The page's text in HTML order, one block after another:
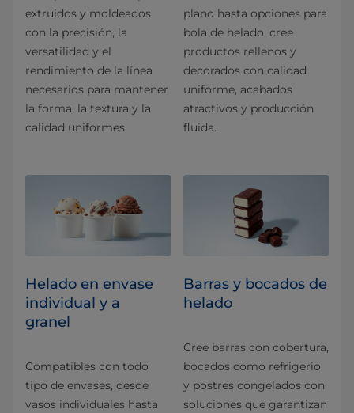
extruidos y moldeados
con la precisión, la
versatilidad y el
rendimiento de la línea
necesarios para mantener
la forma, la textura y la
calidad uniformes.
plano hasta opciones para
bola de helado, cree
productos rellenos y
decorados con calidad
uniforme, acabados
atractivos y producción
fluida.
Helado en envase
individual y a
granel
Compatibles con todo
tipo de envases, desde
vasos individuales hasta
Barras y bocados de
helado
Cree barras con cobertura,
bocados como refrigerio
y postres congelados con
soluciones que garantizan